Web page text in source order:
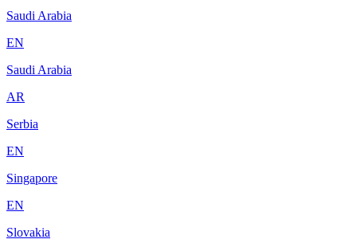
Saudi Arabia
EN
Saudi Arabia
AR
Serbia
EN
Singapore
EN
Slovakia